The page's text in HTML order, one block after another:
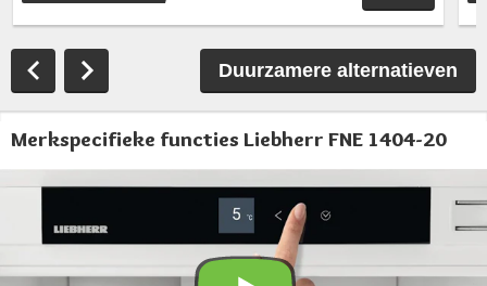
Duurzamere alternatieven
Merkspecifieke functies Liebherr FNE 1404-20